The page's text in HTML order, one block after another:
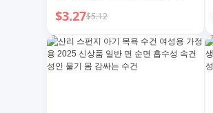
$3.27$5.12